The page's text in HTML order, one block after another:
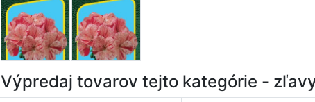
Výpredaj tovarov tejto kategórie -